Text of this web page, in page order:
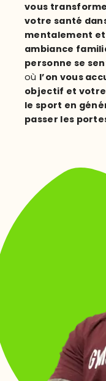
vous
votre santé
mentalement
ambiance
personne se
où l’on vous
objectif et votre
le sport en
passer les